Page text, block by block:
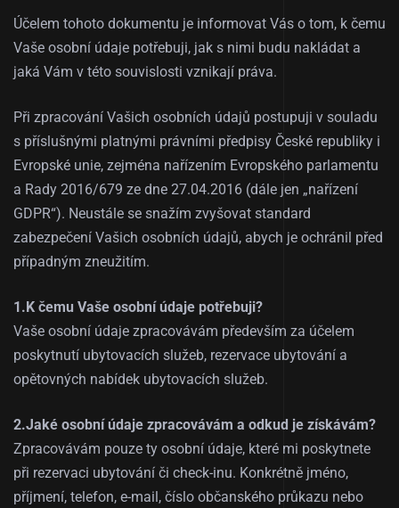
Účelem tohoto dokumentu je informovat Vás o tom, k čemu
Vaše osobní údaje potřebuji, jak s nimi budu nakládat a
jaká Vám v této souvislosti vznikají práva.
Při zpracování Vašich osobních údajů postupuji v souladu
s příslušnými platnými právními předpisy České republiky i
Evropské unie, zejména nařízením Evropského parlamentu
a Rady 2016/679 ze dne 27.04.2016 (dále jen „nařízení
GDPR“). Neustále se snažím zvyšovat standard
zabezpečení Vašich osobních údajů, abych je ochránil před
případným zneužitím.
1.K čemu Vaše osobní údaje potřebuji?
Vaše osobní údaje zpracovávám především za účelem
poskytnutí ubytovacích služeb, rezervace ubytování a
opětovných nabídek ubytovacích služeb.
2.Jaké osobní údaje zpracovávám a odkud je získávám?
Zpracovávám pouze ty osobní údaje, které mi poskytnete
při rezervaci ubytování či check-inu. Konkrétně jméno,
příjmení, telefon, e-mail, číslo občanského průkazu nebo